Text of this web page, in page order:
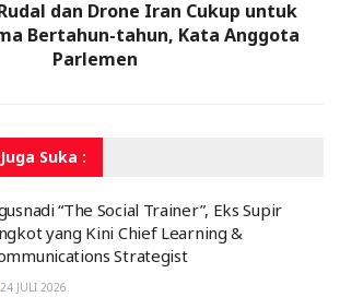
dan Drone Iran Cukup untuk
Bertahun-tahun, Kata Anggota
Parlemen
Juga Suka :
“The Social Trainer”, Eks Supir
yang Kini Chief Learning &
Strategist
24 JULI 2026